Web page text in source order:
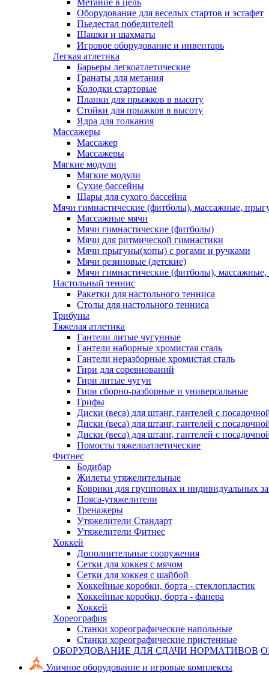
Метание в цель
Оборудование для веселых стартов и эстафет
Пьедестал победителей
Шашки и шахматы
Игровое оборудование и инвентарь
Легкая атлетика
Барьеры легкоатлетические
Гранаты для метания
Колодки стартовые
Планки для прыжков в высоту
Стойки для прыжков в высоту
Ядра для толкания
Массажеры
Массажер
Массажеры
Мягкие модули
Мягкие модули
Сухие бассейны
Шары для сухого бассейна
Мячи гимнастические (фитболы), массажные,
Массажные мячи
Мячи гимнастические (фитболы)
Мячи для ритмической гимнастики
Мячи прыгуны(хопы) с рогами и ручками
Мячи резиновые (детские)
Мячи гимнастические (фитболы),
Настольный теннис
Ракетки для настольного тенниса
Столы для настольного тенниса
Трибуны
Тяжелая атлетика
Гантели литые чугунные
Гантели наборные хромистая сталь
Гантели неразборные хромистая сталь
Гири для соревнований
Гири литые чугун
Гири сборно-разборные и универсальные
Грифы
Диски (веса) для штанг, гантелей с
Диски (веса) для штанг, гантелей с
Диски (веса) для штанг, гантелей с
Помосты тяжелоатлетические
Фитнес
Бодибар
Жилеты утяжелительные
Коврики для групповых и индивидуальных
Пояса-утяжелители
Тренажеры
Утяжелители Стандарт
Утяжелители Фитнес
Хоккей
Дополнительные сооружения
Сетки для хоккея с мячом
Сетки для хоккея с шайбой
Хоккейные коробки, борта - стеклопластик
Хоккейные коробки, борта - фанера
Хоккей
Хореография
Станки хореографические напольные
Станки хореографические пристенные
ОБОРУДОВАНИЕ ДЛЯ СДАЧИ НОРМАТИВОВ
Уличное оборудование и игровые комплексы